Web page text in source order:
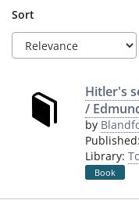
Sort
Hitler's
/
by
Published:
Library:
Book